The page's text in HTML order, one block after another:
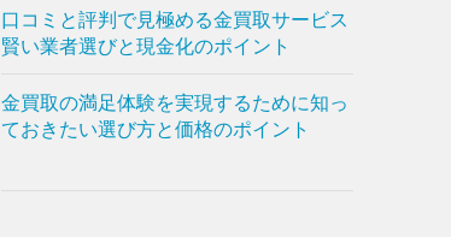
口コミと評判で見極める金買取サービス
賢い業者選びと現金化のポイント
金買取の満足体験を実現するために知っ
ておきたい選び方と価格のポイント